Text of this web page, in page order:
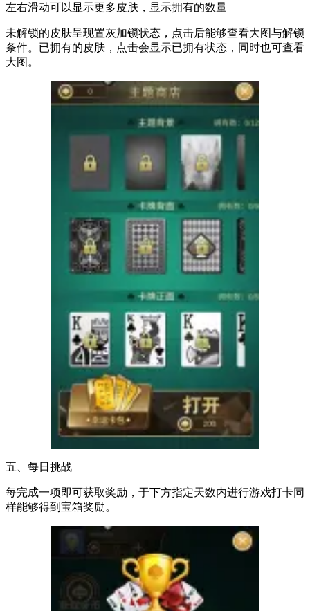
左右滑动可以显示更多皮肤，显示拥有的数量
未解锁的皮肤呈现置灰加锁状态，点击后能够查看大图与解锁
条件。已拥有的皮肤，点击会显示已拥有状态，同时也可查看
大图。
五、每日挑战
每完成一项即可获取奖励，于下方指定天数内进行游戏打卡同
样能够得到宝箱奖励。